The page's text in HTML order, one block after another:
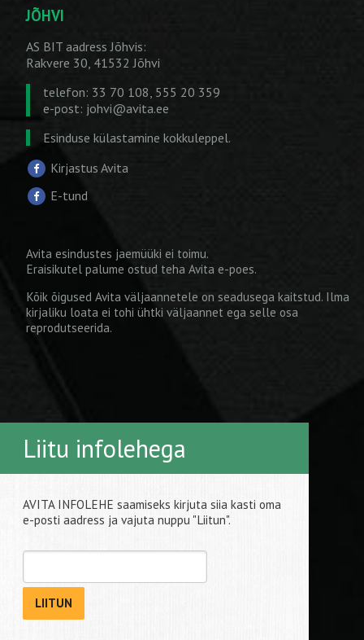
JÕHVI
AS BIT aadress Jõhvis:
Rakvere 30, 41532 Jõhvi
telefon: 33 70 108, 555 20 359
e-post: johvi@avita.ee
Esinduse külastamine kokkuleppel.
Kirjastus Avita
E-tund
Avita esindustes jaemüüki ei toimu.
Eraisikutel palume ostud teha Avita e-poes.
Kõik õigused Avita väljaannetele on seadusega kaitstud. Ilma
kirjaliku loata ei tohi ühtki väljaannet ega selle osa
reprodutseerida.
Liitu infolehega
AVITA INFOLEHE saamiseks kirjuta siia kasti oma
e-posti aadress ja vajuta nuppu "Liitun".
LIITUN